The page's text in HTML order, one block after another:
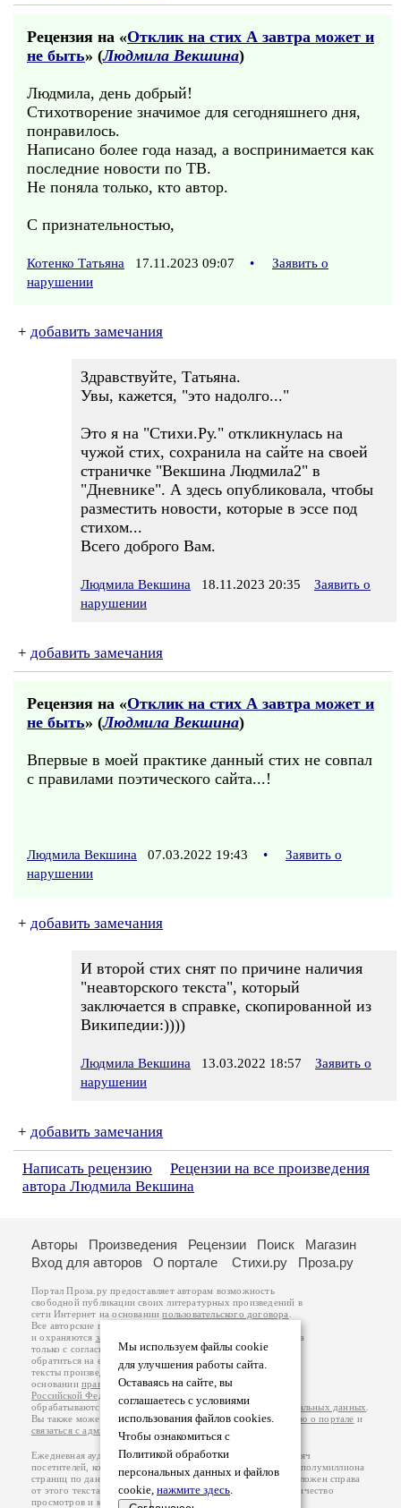
Рецензия на «Отклик на стих А завтра может и
не быть» (Людмила Векшина)
Людмила, день добрый!
Стихотворение значимое для сегодняшнего дня,
понравилось.
Написано более года назад, а воспринимается как
последние новости по ТВ.
Не поняла только, кто автор.
С признательностью,
Котенко Татьяна 17.11.2023 09:07 •
Заявить о
нарушении
+ добавить замечания
Здравствуйте, Татьяна.
Увы, кажется, "это надолго..."
Это я на "Стихи.Ру." откликнулась на
чужой стих, сохранила на сайте на своей
страничке "Векшина Людмила2" в
"Дневнике". А здесь опубликовала, чтобы
разместить новости, которые в эссе под
стихом...
Всего доброго Вам.
Людмила Векшина 18.11.2023 20:35
Заявить о
нарушении
+ добавить замечания
Рецензия на «Отклик на стих А завтра может и
не быть» (Людмила Векшина)
Впервые в моей практике данный стих не совпал
с правилами поэтического сайта...!
Людмила Векшина 07.03.2022 19:43 •
Заявить о
нарушении
+ добавить замечания
И второй стих снят по причине наличия
"неавторского текста", который
заключается в справке, скопированной из
Википедии:))))
Людмила Векшина 13.03.2022 18:57
Заявить о
нарушении
+ добавить замечания
Написать рецензию
Рецензии на все произведения
автора Людмила Векшина
Мы используем файлы cookie
для улучшения работы сайта.
Оставаясь на сайте, вы
соглашаетесь с условиями
использования файлов cookies.
Чтобы ознакомиться с
Политикой обработки
персональных данных и файлов
cookie, нажмите здесь.
Авторы Произведения Рецензии Поиск
Магазин
Вход для авторов
О портале Стихи.ру Проза.ру
Портал Проза.ру предоставляет авторам возможность
свободной публикации своих литературных произведений в
сети Интернет на основаниипользовательского договора
Все авторские права на произведения принадлежат авторам
и охраняются законом
. Перепечатка произведений возможна
только с согласия его автора, к которому вы можете
обратиться на его авторской странице. Ответственность за
тексты произведений авторы несут самостоятельно на
основанииправил публикацииизаконодательства
Российской Федерации
обрабатываются на основанииПолитики обработки персональных данных
Вы также можете посмотреть более подробнуюинформацию о портале и
связаться с администрацией
Ежедневная аудитория портала Проза.ру – порядка 100 тысяч
посетителей, которые в общей сумме просматривают более полумиллиона
страниц по данным счетчика посещаемости, который расположен справа
от этого текста. В каждой графе указано по две цифры: количество
просмотров и количество посетителей.